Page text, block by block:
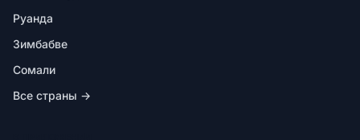
Руанда
Зимбабве
Сомали
Все страны →